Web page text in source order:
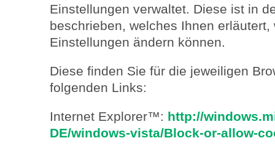
Einstellungen verwaltet. Diese ist in
beschrieben, welches Ihnen
Einstellungen ändern können.
Diese finden Sie für die jeweiligen
folgenden Links:
Internet Explorer™: http://
DE/windows-vista/Block-or-allow-